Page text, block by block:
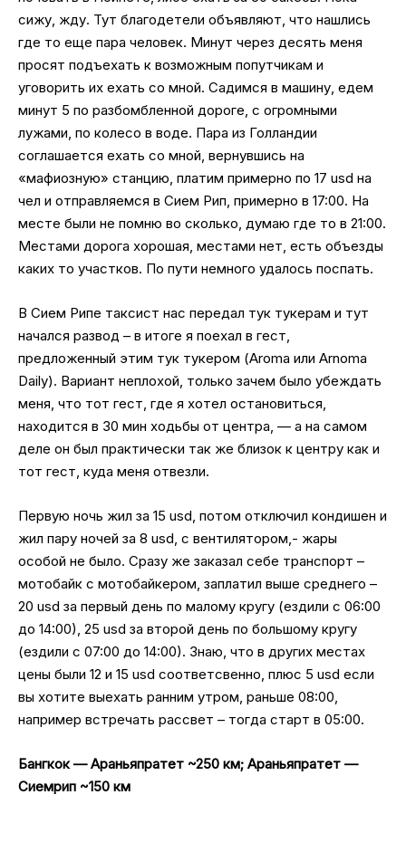
сижу, жду. Тут благодетели объявляют, что нашлись
где то еще пара человек. Минут через десять меня
просят подъехать к возможным попутчикам и
уговорить их ехать со мной. Садимся в машину, едем
минут 5 по разбомбленной дороге, с огромными
лужами, по колесо в воде. Пара из Голландии
соглашается ехать со мной, вернувшись на
«мафиозную» станцию, платим примерно по 17 usd на
чел и отправляемся в Сием Рип, примерно в 17:00. На
месте были не помню во сколько, думаю где то в 21:00.
Местами дорога хорошая, местами нет, есть объезды
каких то участков. По пути немного удалось поспать.
В Сием Рипе таксист нас передал тук тукерам и тут
начался развод – в итоге я поехал в гест,
предложенный этим тук тукером (Aroma или Arnoma
Daily). Вариант неплохой, только зачем было убеждать
меня, что тот гест, где я хотел остановиться,
находится в 30 мин ходьбы от центра, — а на самом
деле он был практически так же близок к центру как и
тот гест, куда меня отвезли.
Первую ночь жил за 15 usd, потом отключил кондишен и
жил пару ночей за 8 usd, с вентилятором,- жары
особой не было. Сразу же заказал себе транспорт –
мотобайк с мотобайкером, заплатил выше среднего –
20 usd за первый день по малому кругу (ездили с 06:00
до 14:00), 25 usd за второй день по большому кругу
(ездили с 07:00 до 14:00). Знаю, что в других местах
цены были 12 и 15 usd соответсвенно, плюс 5 usd если
вы хотите выехать ранним утром, раньше 08:00,
например встречать рассвет – тогда старт в 05:00.
Бангкок — Араньяпратет ~250 км; Араньяпратет —
Сиемрип ~150 км